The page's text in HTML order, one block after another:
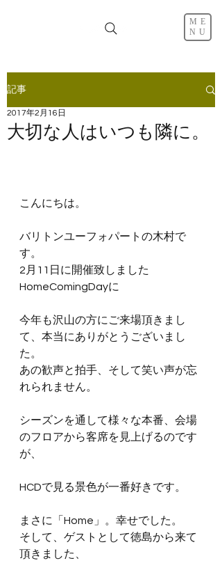
ME
NU
記事
大切な人はいつも隣に。
2017年2月16日
こんにちは。
バリトンユーフォパートの木村で
す。
2月11日に開催致しました
HomeComingDayに
今年も沢山の方にご来場頂きまし
て、本当にありがとうございまし
た。
あの歓声と拍手、そして笑い声が忘
れられません。
シーズンを通して様々な本番、会場
のフロアから客席を見上げるのです
が、
HCDで見る景色が一番好きです。
まさに「Home」。幸せでした。
そして、ゲストとして徳島から来て
頂きました、